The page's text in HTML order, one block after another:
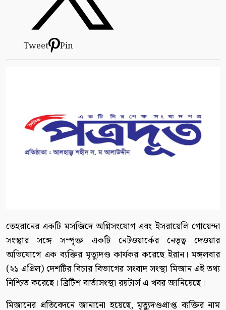
Tweet Pin
তেহরানের একটি মসজিদে অগ্নিসংযোগ এবং ইসরায়েলি গোয়েন্দা
সংস্থার সঙ্গে সম্পৃক্ত একটি নেটওয়ার্কের নেতৃত্ব দেওয়ার
অভিযোগে এক ব্যক্তির মৃত্যুদণ্ড কার্যকর করেছে ইরান। মঙ্গলবার
(২১ এপ্রিল) দেশটির বিচার বিভাগের সংবাদ সংস্থা মিজান এই তথ্য
নিশ্চিত করেছে। ব্রিটিশ বার্তাসংস্থা রয়টার্স এ খবর জানিয়েছে।
মিজানের প্রতিবেদনে জানানো হয়েছে, মৃত্যুদণ্ডপ্রাপ্ত ব্যক্তির নাম